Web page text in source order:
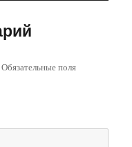
Обязательные поля